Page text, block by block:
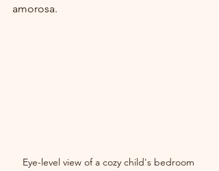
amorosa.
Eye-level view of a cozy child's bedroom